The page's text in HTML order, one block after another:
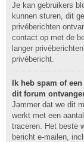
Je kan gebruikers
kunnen sturen, dit
privéberichten
contact op met de
langer
privébericht.
Ik heb spam of
dit forum
Jammer dat we dit
werkt met een
traceren. Het beste
bericht e-mailen,